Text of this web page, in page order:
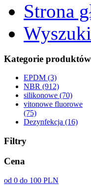
Strona
Kategorie produktów
EPDM (3)
NBR (912)
silikonowe (70)
vitonowe fluorowe
(75)
Dezynfekcja (16)
Filtry
Cena
od 0 do 100 PLN